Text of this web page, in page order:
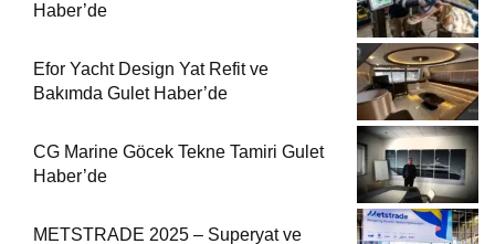
Haber’de
Efor Yacht Design Yat Refit ve
Bakımda Gulet Haber’de
CG Marine Göcek Tekne Tamiri Gulet
Haber’de
METSTRADE 2025 – Superyat ve